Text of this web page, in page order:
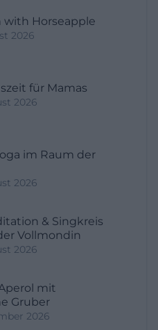
with Horseapple
2026
für Mamas
2026
im Raum der
2026
& Singkreis
Vollmondin
2026
mit
Gruber
2026